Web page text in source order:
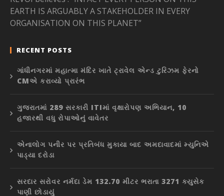
EARTH IS ARGUABLY A STAKEHOLDER IN EVERY
ORGANISATION ON THIS PLANET”
RECENT POSTS
ગાંધીનગરમાં મહાત્મા મંદિર ખાતે ટ્રાવેલ એન્ડ ટુરિઝમ ફેરનો
CMએ કરાવ્યો પ્રારંભ
ગુજરાતમાં 289 સરકારી ITIમાં વૃક્ષારોપણ અભિયાન, 10
હજારથી વધુ રોપાઓનું વાવેતર
એનાલોગ પનીર પર પ્રતિબંધ મુકાયા બાદ અમદાવાદમાં મ્યુનિએ
પાડ્યા દરોડા
સરદાર સરોવર નર્મદા ડેમ 132.70 મીટર ભરાતા 3271 ક્યુસેક
પાણી છોડાયું